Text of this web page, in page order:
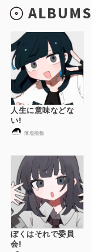
ALBUMS
人生に意味などな
い!
薄塩指数
ぼくはそれで委員
会!